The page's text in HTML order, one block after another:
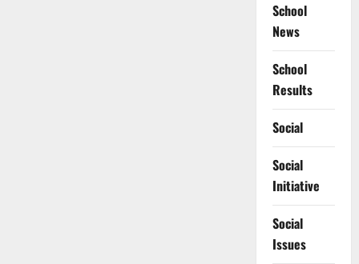
School
News
School
Results
Social
Social
Initiative
Social
Issues